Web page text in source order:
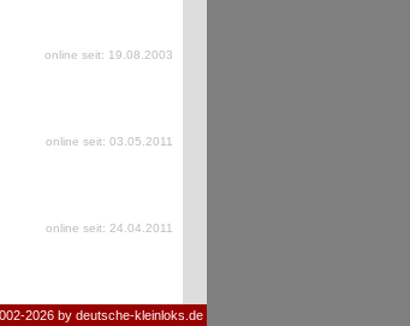
online seit: 19.08.2003
online seit: 03.05.2011
online seit: 24.04.2011
2026 by deutsche-kleinloks.de